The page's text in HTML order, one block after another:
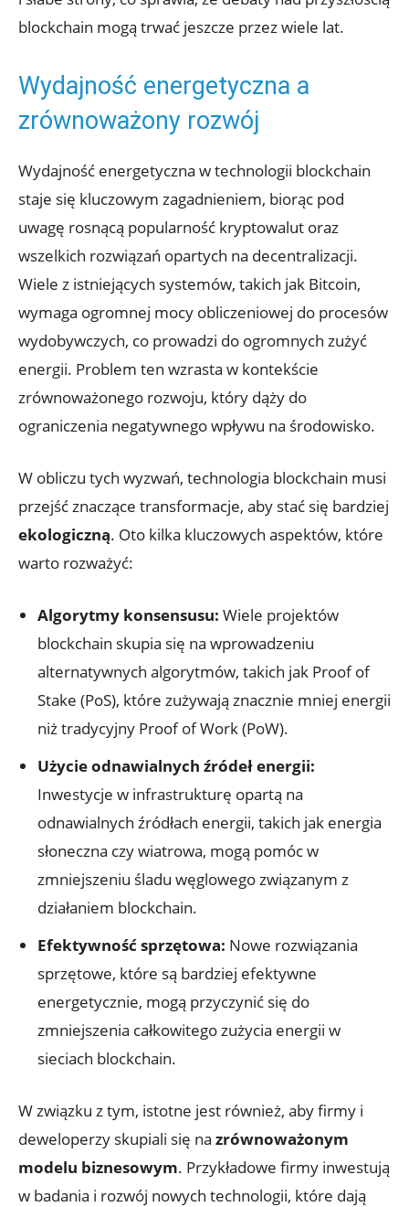
blockchain mogą trwać jeszcze ⁢przez wiele lat.
Wydajność energetyczna a
zrównoważony rozwój
Wydajność ⁢energetyczna w technologii blockchain
staje się kluczowym zagadnieniem, biorąc ‍pod⁤
uwagę⁤ rosnącą popularność kryptowalut oraz
wszelkich⁤ rozwiązań opartych na decentralizacji.
Wiele z istniejących systemów, takich⁤ jak Bitcoin,
wymaga ogromnej mocy obliczeniowej do procesów
⁤wydobywczych, co prowadzi do ogromnych zużyć
energii.⁢ Problem ten wzrasta w kontekście
zrównoważonego rozwoju, który dąży do
ograniczenia negatywnego wpływu na środowisko.
W obliczu tych​ wyzwań, technologia blockchain musi
przejść znaczące transformacje, aby stać się bardziej
ekologiczną. ‌Oto kilka ‍kluczowych aspektów, które
warto rozważyć:
Algorytmy konsensusu: Wiele projektów⁣
blockchain skupia się na wprowadzeniu
alternatywnych algorytmów, takich jak Proof of
Stake ⁢(PoS), które zużywają znacznie mniej energii
niż tradycyjny Proof of Work (PoW).
Użycie odnawialnych źródeł energii:
Inwestycje w infrastrukturę opartą na
odnawialnych źródłach⁣ energii, takich⁢ jak energia
słoneczna‍ czy wiatrowa, ‌mogą pomóc w
zmniejszeniu śladu węglowego ‌związanym z
działaniem blockchain.
Efektywność sprzętowa: Nowe rozwiązania
sprzętowe, które ​są bardziej efektywne
energetycznie, mogą przyczynić się do
zmniejszenia​ całkowitego zużycia energii w
sieciach blockchain.
W związku z tym, istotne jest również, aby firmy i
deweloperzy‌ skupiali się ⁢na zrównoważonym
modelu biznesowym. Przykładowe⁣ firmy inwestują
w badania i ‌rozwój nowych technologii, które dają